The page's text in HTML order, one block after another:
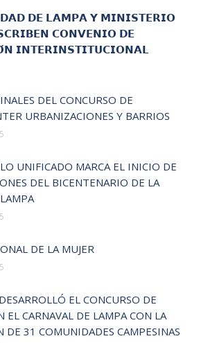
𝗗𝗘 𝗟𝗔𝗠𝗣𝗔 𝗬 𝗠𝗜𝗡𝗜𝗦𝗧𝗘𝗥𝗜𝗢
𝗖𝗢𝗡𝗩𝗘𝗡𝗜𝗢 𝗗𝗘
𝗜𝗡𝗧𝗘𝗥𝗜𝗡𝗦𝗧𝗜𝗧𝗨𝗖𝗜𝗢𝗡𝗔𝗟
DEL CONCURSO DE
URBANIZACIONES Y BARRIOS
UNIFICADO MARCA EL INICIO DE
DEL BICENTENARIO DE LA
DE LA MUJER
EL CONCURSO DE
EL CARNAVAL DE LAMPA CON LA
DE 31 COMUNIDADES CAMPESINAS